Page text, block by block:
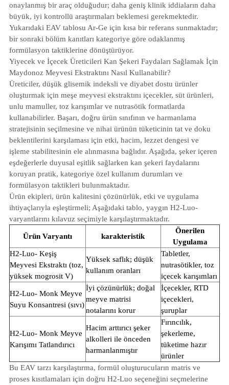
onaylanmış bir araç olduğudur; daha geniş klinik iddiaların daha
büyük, iyi kontrollü araştırmaları beklemesi gerekmektedir.
Yukarıdaki EAV tablosu Ar-Ge için kısa bir referans sunmaktadır;
bir sonraki bölüm kanıtları kategoriye göre odaklanmış
formülasyon taktiklerine dönüştürüyor.
Yiyecek ve İçecek Üreticileri Kan Şekeri Faydaları Sağlamak İçin
Maydonoz Meyvesi Ekstraktını Nasıl Kullanabilir?
Üreticiler, düşük glisemik indeksli ve diyabet dostu ürünler
oluşturmak için meşe meyvesi ekstraktını içecekler, süt ürünleri,
unlu mamuller, toz karışımlar ve nutrasötik formatlarda
kullanabilirler. Başarı, doğru ürün sınıfının ve harmanlama
stratejisinin seçilmesine ve nihai ürünün tüketicinin tat ve doku
beklentilerini karşılaması için etki, hacim, lezzet dengesi ve
işleme stabilitesinin ele alınmasına bağlıdır. Aşağıda, şeker içeren
eşdeğerlerle duyusal eşitlik sağlarken kan şekeri faydalarını
koruyan pratik, kategoriye özel kullanım durumları ve
formülasyon taktikleri bulunmaktadır.
Ürün ekipleri, ürün kalitesini çözünürlük, etki ve uygulama
ihtiyaçlarıyla eşleştirmeli; Aşağıdaki tablo, yaygın H2-Luo-
varyantlarını kılavuz seçimiyle karşılaştırmaktadır.
Ürün Varyantı karakteristik
Önerilen
Uygulama
H2-Luo- Keşiş
Meyvesi Ekstraktı (toz,
yüksek mogrosit V)
Yüksek saflık; düşük
kullanım oranları
Tabletler,
nutrasötikler, toz
içecek karışımları
H2-Luo- Monk Meyve
Suyu Konsantresi (sıvı)
İyi çözünürlük; doğal
meyve matrisi
notalarını korur
İçecekler, RTD
içecekleri,
şuruplar
H2-Luo- Monk Meyve
Karışımı Tatlandırıcı
Hacim arttırıcı şeker
alkolleri ile önceden
harmanlanmıştır
Fırıncılık,
şekerleme,
tüketime hazır
ürünler
Bu EAV tarzı karşılaştırma, formül oluşturucuların matris ve
proses kısıtlamaları için doğru H2-Luo seçeneğini seçmelerine